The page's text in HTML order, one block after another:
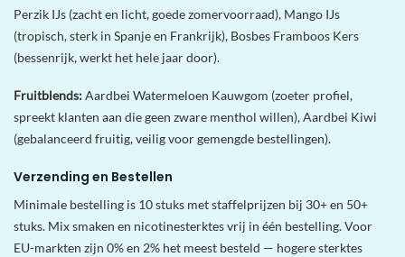
Perzik IJs (zacht en licht, goede zomervoorraad), Mango IJs
(tropisch, sterk in Spanje en Frankrijk), Bosbes Framboos Kers
(bessenrijk, werkt het hele jaar door).
Fruitblends:Aardbei Watermeloen Kauwgom (zoeter profiel,
spreekt klanten aan die geen zware menthol willen), Aardbei Kiwi
(gebalanceerd fruitig, veilig voor gemengde bestellingen).
Verzending en Bestellen
Minimale bestelling is 10 stuks met staffelprijzen bij 30+ en 50+
stuks. Mix smaken en nicotinesterktes vrij in één bestelling. Voor
EU-markten zijn 0% en 2% het meest besteld — hogere sterktes